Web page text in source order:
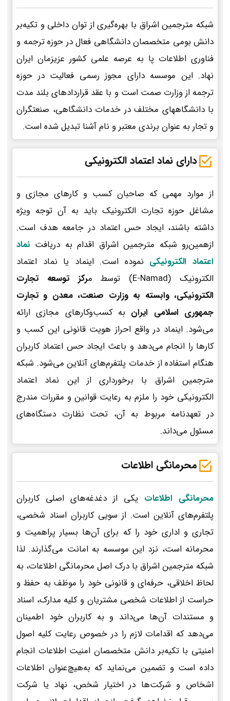
شبکه مترجمین اشراق با بهره‌گیری از توان داخلی و تکیه‌بر
دانش بومی متخصصان دانشگاهی فعال در حوزه ترجمه و
فناوری اطلاعات پا به عرصه علمی کشور عزیزمان ایران
نهاد. این موسسه دارای مجوز رسمی فعالیت در حوزه
ترجمه از وزارت صمت است و با عقد قراردادهای بلند مدت
با دانشگاههای مختلف در خدمات دانشگاهی، صنعتگران
و تجار به عنوان برندی معتبر و نام آشنا تبدیل شده است.
دارای نماد اعتماد الکترونیکی
از موارد مهمی که صاحبان کسب و کارهای مجازی و
مشاغل حوزه تجارت الکترونیک باید به آن توجه ویژه
داشته باشند، ایجاد حس اعتماد در جامعه هدف است.
ازهمین‌رو شبکه مترجمین اشراق اقدام به دریافت نماد
اعتماد الکترونیکی نموده است. اینماد یا نماد اعتماد
الکترونیک (E-Namad) توسط م
رکز توسعه تجارت
الکترونیکی، وابسته به وزارت صنعت، معدن و تجارت
جمهوری اسلامی ایران به کسب‌وکارهای مجازی ارائه
می‌شود. اینماد در واقع احراز هویت قانونی این کسب و
کارها را انجام می‌دهد و باعث ایجاد حس اعتماد کاربران
هنگام استفاده از خدمات پلتفرم‌های آنلاین می‌شود. شبکه
مترجمین اشراق با برخورداری از این نماد اعتماد
الکترونیکی خود را ملزم به رعایت قوانین و مقررات مندرج
در تعهدنامه مربوط به آن، تحت نظارت دستگاه‌های
مسئول می‌داند.
محرمانگی اطلاعات
محرمانگی اطلاعات یکی از دغدغه‌های اصلی کاربران
پلتفرم‌های آنلاین است. از سویی کاربران اسناد شخصی،
تجاری و اداری خود را که برای آن‌ها بسیار پراهمیت و
محرمانه است، نزد این موسسه به امانت می‌گذارند. لذا
شبکه مترجمین اشراق با درک اصل محرمانگی اطلاعات، به
لحاظ اخلاقی، حرفه‌ای و قانونی خود را موظف به حفظ و
حراست از اطلاعات شخصی مشتریان و کلیه مدارک، اسناد
و مستندات آن‌ها می‌داند و به کاربران خود اطمینان
می‌دهد که اقدامات لازم را در خصوص رعایت کلیه اصول
امنیتی با تکیه‌بر دانش متخصصان امنیت اطلاعات انجام
داده است و تضمین می‌نماید که به‌هیچ‌عنوان اطلاعات
اشخاص و شرکت‌ها در اختیار شخص، نهاد یا شرکت